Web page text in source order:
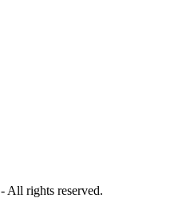
- All rights reserved.